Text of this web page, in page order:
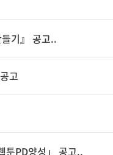
기』 공고..
고
툰PD양성」 공고..